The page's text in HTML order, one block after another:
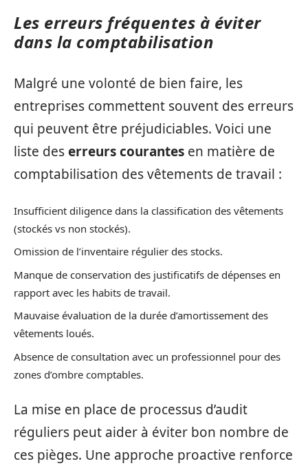
Les erreurs fréquentes à éviter
dans la comptabilisation
Malgré une volonté de bien faire, les
entreprises commettent souvent des erreurs
qui peuvent être préjudiciables. Voici une
liste deserreurs courantes en matière de
comptabilisation des vêtements de travail :
Insufficient diligence dans la classification des vêtements
(stockés vs non stockés).
Omission de l’inventaire régulier des stocks.
Manque de conservation des justificatifs de dépenses en
rapport avec les habits de travail.
Mauvaise évaluation de la durée d’amortissement des
vêtements loués.
Absence de consultation avec un professionnel pour des
zones d’ombre comptables.
La mise en place de processus d’audit
réguliers peut aider à éviter bon nombre de
ces pièges. Une approche proactive renforce